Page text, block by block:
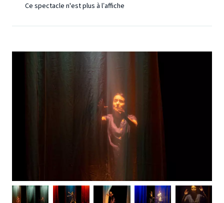
Ce spectacle n'est plus à l’affiche